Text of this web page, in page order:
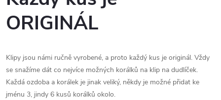
ORIGINÁL
Klipy jsou námi ručně vyrobené, a proto každý kus je originál. Vždy
se snažíme dát co nejvíce možných korálků na klip na dudlíček.
Každá ozdoba a korálek je jinak veliký, někdy je možné přidat ke
jménu 3, jindy 6 kusů korálků okolo.